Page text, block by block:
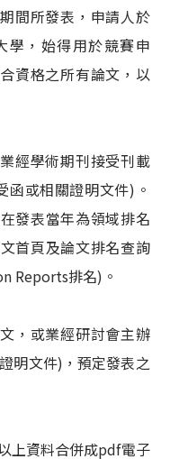
間所發表，申請人於
學，始得用於競賽申
資格之所有論文，以
經學術期刊接受刊載
函或相關證明文件)。
發表當年為領域排名
首頁及論文排名查詢
Reports排名)。
，或業經研討會主辦
明文件)，預定發表之
上資料合併成pdf電子